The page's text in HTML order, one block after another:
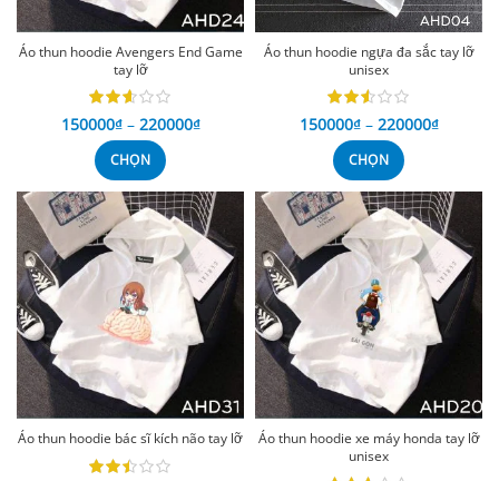
Áo thun hoodie Avengers End Game
tay lỡ
150000₫ – 220000₫
CHỌN
Áo thun hoodie ngựa đa sắc tay lỡ
unisex
150000₫ – 220000₫
CHỌN
Áo thun hoodie bác sĩ kích não tay lỡ
Áo thun hoodie xe máy honda tay lỡ
unisex